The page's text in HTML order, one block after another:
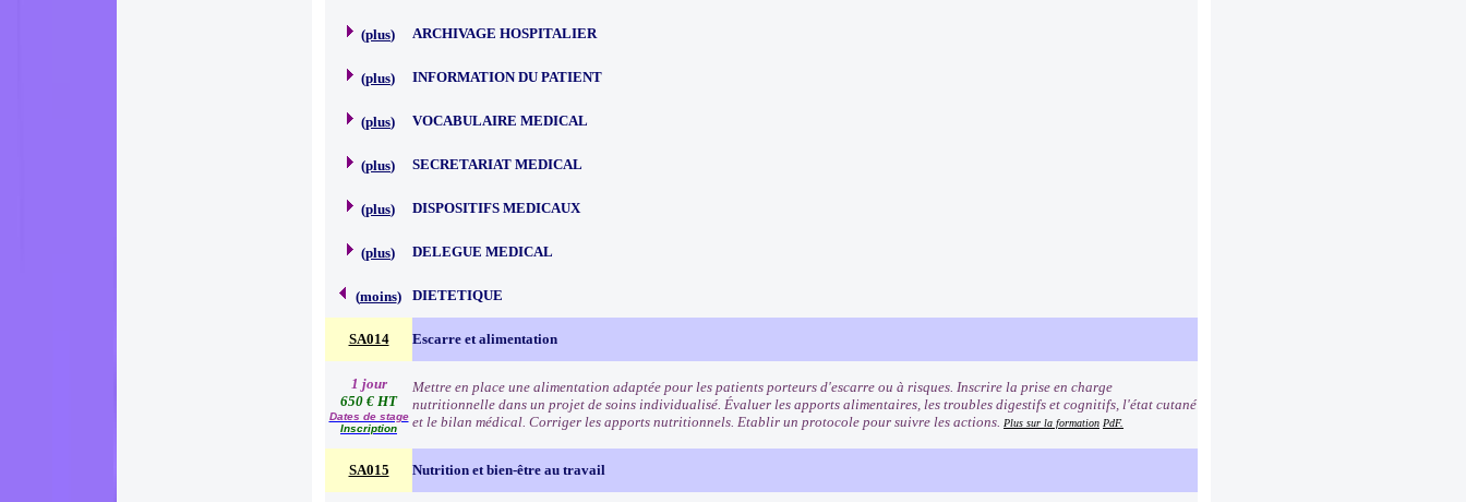
(plus) ARCHIVAGE HOSPITALIER
(plus) INFORMATION DU PATIENT
(plus) VOCABULAIRE MEDICAL
(plus) SECRETARIAT MEDICAL
(plus) DISPOSITIFS MEDICAUX
(plus) DELEGUE MEDICAL
(moins) DIETETIQUE
SA014 Escarre et alimentation
1 jour
650 € HT
Dates de stage
Inscription
Mettre en place une alimentation adaptée pour les patients porteurs d'escarre ou à risques. Inscrire la prise en charge
nutritionnelle dans un projet de soins individualisé. Évaluer les apports alimentaires, les troubles digestifs et cognitifs, l'état cutané
et le bilan médical. Corriger les apports nutritionnels. Etablir un protocole pour suivre les actions. Plus sur la formation PdF.
SA015 Nutrition et bien-être au travail